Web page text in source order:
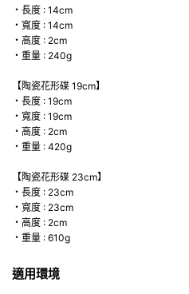
・長度 : 14cm
・寬度 : 14cm
・高度 : 2cm
・重量 : 240g
【陶瓷花形碟 19cm】
・長度 : 19cm
・寬度 : 19cm
・高度 : 2cm
・重量 : 420g
【陶瓷花形碟 23cm】
・長度 : 23cm
・寬度 : 23cm
・高度 : 2cm
・重量 : 610g
適用環境